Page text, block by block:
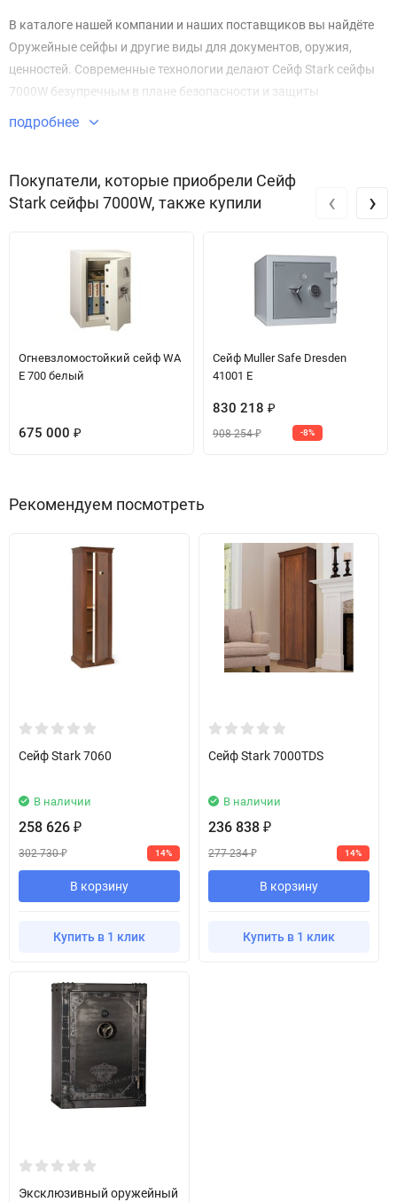
В каталоге нашей компании и наших поставщиков вы найдёте
Оружейные сейфы и другие виды для документов, оружия,
ценностей. Современные технологии делают Сейф Stark сейфы
7000W безупречным в плане безопасности и защиты
имущества.
подробнее
Покупатели, которые приобрели Сейф
Stark сейфы 7000W, также купили
Огневзломостойкий сейф WA
E 700 белый
675 000 ₽
Сейф Muller Safe Dresden
41001 E
830 218 ₽
908 254₽ -8%
‹ ›
Рекомендуем посмотреть
Сейф Stark 7060
В наличии
258 626 ₽
302 730₽ 14%
В корзину
Купить в 1 клик
Сейф Stark 7000TDS
В наличии
236 838 ₽
277 234₽ 14%
В корзину
Купить в 1 клик
Эксклюзивный оружейный